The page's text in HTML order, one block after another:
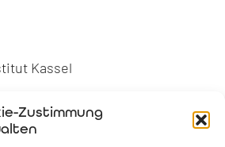
Zustimmung
Kassel